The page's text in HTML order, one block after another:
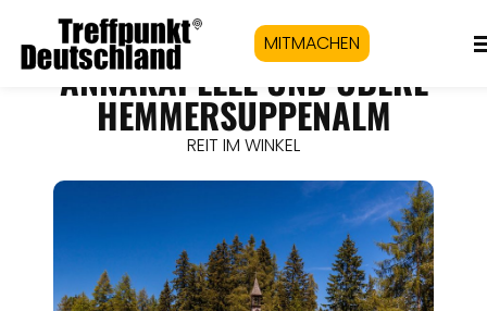
MITMACHEN
ANNAKAPELLE UND OBERE
HEMMERSUPPENALM
REIT IM WINKEL